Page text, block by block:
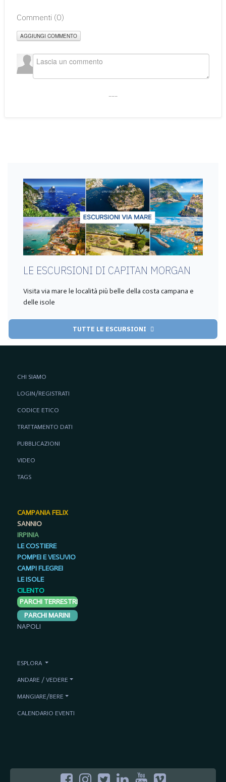
Commenti (0)
AGGIUNGI COMMENTO
LE ESCURSIONI DI CAPITAN MORGAN
Visita via mare le località più belle della costa campana e
delle isole
TUTTE LE ESCURSIONI
CHI SIAMO
LOGIN/REGISTRATI
CODICE ETICO
TRATTAMENTO DATI
PUBBLICAZIONI
VIDEO
TAGS
CAMPANIA FELIX
SANNIO
IRPINIA
LE COSTIERE
POMPEI E VESUVIO
CAMPI FLEGREI
LE ISOLE
CILENTO
PARCHI TERRESTRI
PARCHI MARINI
NAPOLI
ESPLORA
ANDARE / VEDERE
MANGIARE/BERE
CALENDARIO EVENTI